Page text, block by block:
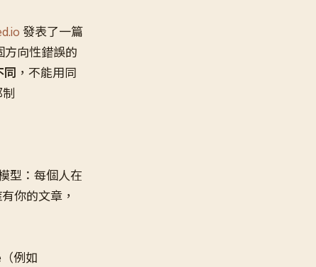
發表了一篇
向性錯誤的
同 ，不能用同
型：每個人在
你的文章，
例如